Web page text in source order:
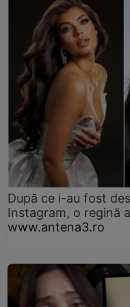
După ce i-au fost
Instagram, o regină
www.antena3.ro